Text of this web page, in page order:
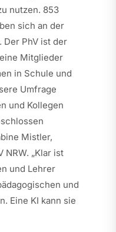
nutzen. 853
sich an der
PhV ist der
Mitglieder
in Schule und
Umfrage
und Kollegen
Mistler,
NRW. „Klar ist
und Lehrer
und
Eine KI kann sie